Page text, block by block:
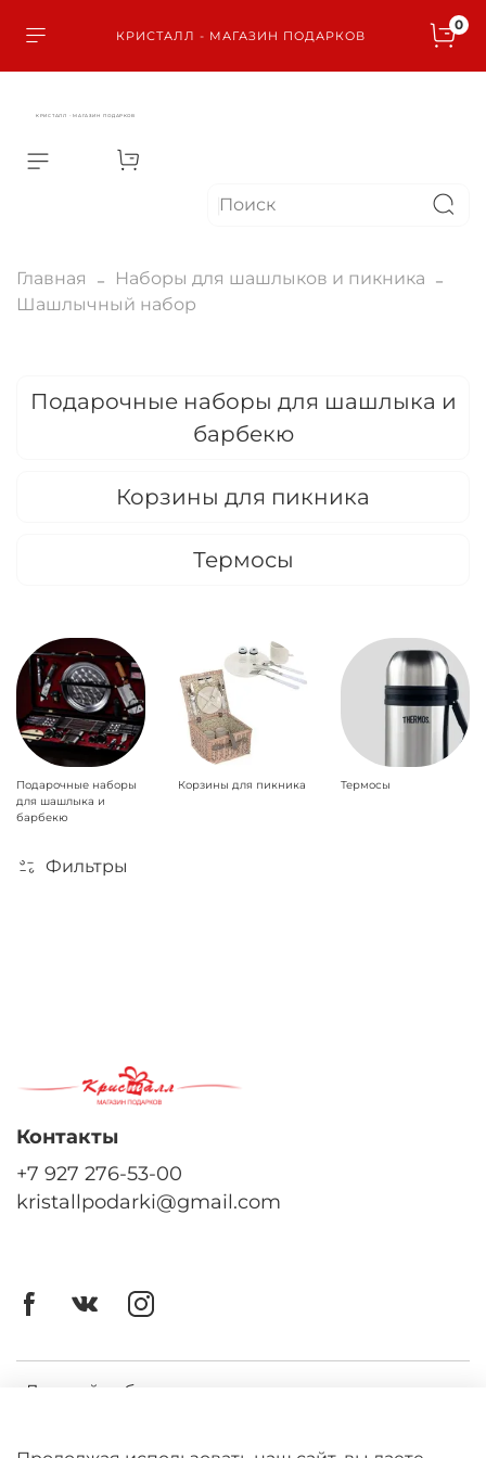
КРИСТАЛЛ - МАГАЗИН ПОДАРКОВ
0
КРИСТАЛЛ - МАГАЗИН ПОДАРКОВ
Главная
Наборы для шашлыков и пикника
Шашлычный набор
Подарочные наборы для шашлыка и
барбекю
Корзины для пикника
Термосы
Подарочные наборы
для шашлыка и
барбекю
Корзины для пикника Термосы
Фильтры
Личный кабинет
Контакты
+7 927 276-53-00
kristallpodarki@gmail.com